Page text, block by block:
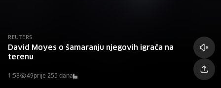
REUTERS
David Moyes o šamaranju njegovih igrača na
terenu
1:58 49prije 255 dana